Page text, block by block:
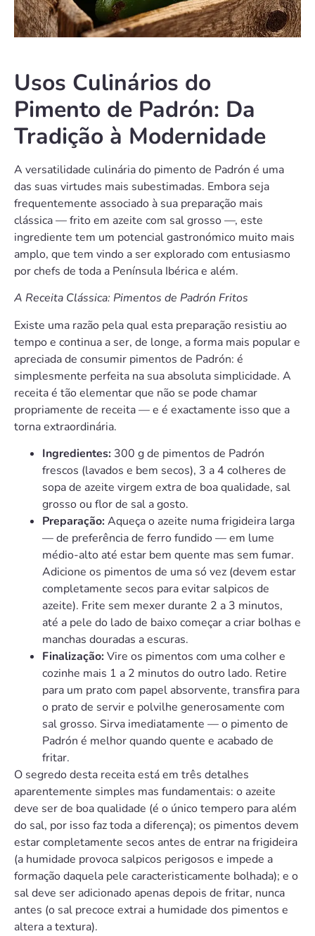
Usos Culinários do
Pimento de Padrón: Da
Tradição à Modernidade
A versatilidade culinária do pimento de Padrón é uma
das suas virtudes mais subestimadas. Embora seja
frequentemente associado à sua preparação mais
clássica — frito em azeite com sal grosso —, este
ingrediente tem um potencial gastronómico muito mais
amplo, que tem vindo a ser explorado com entusiasmo
por chefs de toda a Península Ibérica e além.
A Receita Clássica: Pimentos de Padrón Fritos
Existe uma razão pela qual esta preparação resistiu ao
tempo e continua a ser, de longe, a forma mais popular e
apreciada de consumir pimentos de Padrón: é
simplesmente perfeita na sua absoluta simplicidade. A
receita é tão elementar que não se pode chamar
propriamente de receita — e é exactamente isso que a
torna extraordinária.
Ingredientes: 300 g de pimentos de Padrón
frescos (lavados e bem secos), 3 a 4 colheres de
sopa de azeite virgem extra de boa qualidade, sal
grosso ou flor de sal a gosto.
Preparação:Aqueça o azeite numa frigideira larga
— de preferência de ferro fundido — em lume
médio-alto até estar bem quente mas sem fumar.
Adicione os pimentos de uma só vez (devem estar
completamente secos para evitar salpicos de
azeite). Frite sem mexer durante 2 a 3 minutos,
até a pele do lado de baixo começar a criar bolhas e
manchas douradas a escuras.
Finalização:Vire os pimentos com uma colher e
cozinhe mais 1 a 2 minutos do outro lado. Retire
para um prato com papel absorvente, transfira para
o prato de servir e polvilhe generosamente com
sal grosso. Sirva imediatamente — o pimento de
Padrón é melhor quando quente e acabado de
fritar.
O segredo desta receita está em três detalhes
aparentemente simples mas fundamentais: o azeite
deve ser de boa qualidade (é o único tempero para além
do sal, por isso faz toda a diferença); os pimentos devem
estar completamente secos antes de entrar na frigideira
(a humidade provoca salpicos perigosos e impede a
formação daquela pele caracteristicamente bolhada); e o
sal deve ser adicionado apenas depois de fritar, nunca
antes (o sal precoce extrai a humidade dos pimentos e
altera a textura).